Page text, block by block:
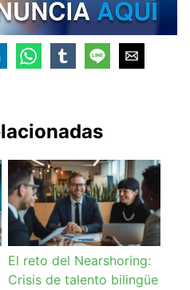
El reto del Nearshoring:
Crisis de talento bilingüe